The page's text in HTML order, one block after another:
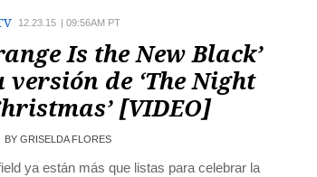
12.23.15 09:56AM PT
Is the New Black’
de ‘The Night
[VIDEO]
BY GRISELDA FLORES
ya están más que listas para celebrar la